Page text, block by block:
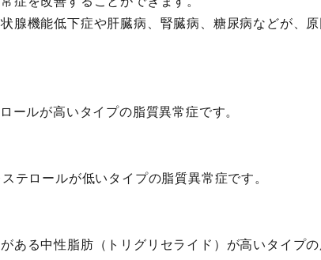
腺機能低下症や肝臓病、腎臓病、糖尿病などが、
ールが高いタイプの脂質異常症です。
テロールが低いタイプの脂質異常症です。
ある中性脂肪（トリグリセライド）が高いタイプの